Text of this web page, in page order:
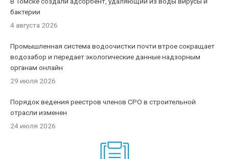
бактерии
4 августа 2026
Промышленная система водоочистки почти втрое сокращает
водозабор и передает экологические данные надзорным
органам онлайн
29 июля 2026
Порядок ведения реестров членов СРО в строительной
отрасли изменен
24 июля 2026